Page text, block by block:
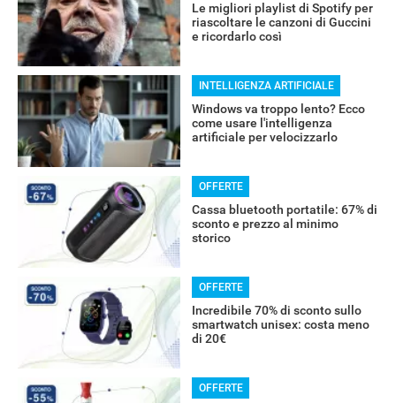
Le migliori playlist di Spotify per
riascoltare le canzoni di Guccini
e ricordarlo così
INTELLIGENZA ARTIFICIALE
Windows va troppo lento? Ecco
come usare l'intelligenza
artificiale per velocizzarlo
OFFERTE
Cassa bluetooth portatile: 67% di
sconto e prezzo al minimo
storico
OFFERTE
Incredibile 70% di sconto sullo
smartwatch unisex: costa meno
di 20€
OFFERTE